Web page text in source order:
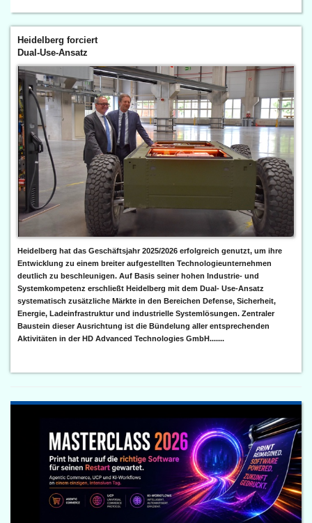
Heidelberg forciert
Dual-Use-Ansatz
Heidelberg hat das Geschäftsjahr 2025/2026 erfolgreich genutzt, um ihre
Entwicklung zu einem breiter aufgestellten Technologieunternehmen
deutlich zu beschleunigen. Auf Basis seiner hohen Industrie- und
Systemkompetenz erschließt Heidelberg mit dem Dual- Use-Ansatz
systematisch zusätzliche Märkte in den Bereichen Defense, Sicherheit,
Energie, Ladeinfrastruktur und industrielle Systemlösungen. Zentraler
Baustein dieser Ausrichtung ist die Bündelung aller entsprechenden
Aktivitäten in der HD Advanced Technologies GmbH.......